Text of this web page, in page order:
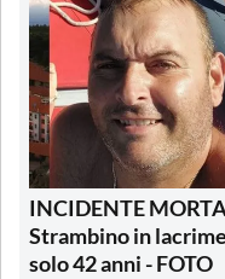
INCIDENTE
Strambino in
solo 42 anni - FOTO